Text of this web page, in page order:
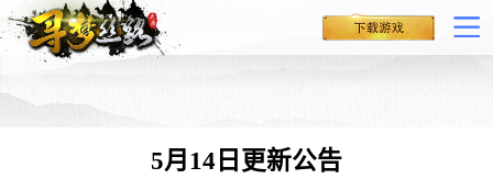
5月14日更新公告